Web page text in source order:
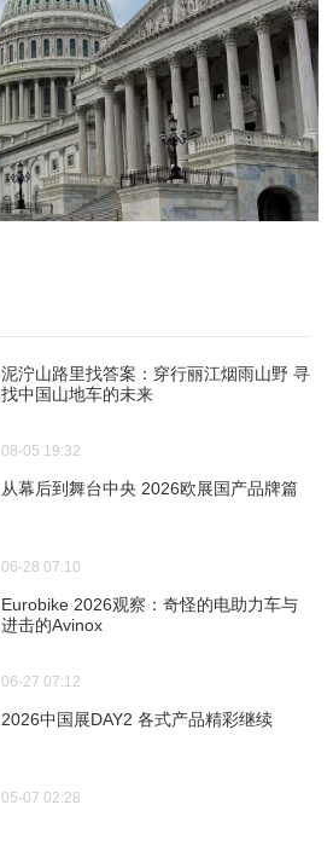
泥泞山路里找答案：穿行丽江烟雨山野 寻
找中国山地车的未来
08-05 19:32
从幕后到舞台中央 2026欧展国产品牌篇
06-28 07:10
Eurobike 2026观察：奇怪的电助力车与
进击的Avinox
06-27 07:12
2026中国展DAY2 各式产品精彩继续
05-07 02:28